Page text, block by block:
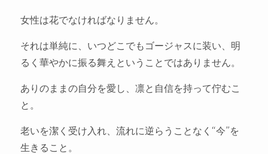
女性は花でなければなりません。
それは単純に、いつどこでもゴージャスに装い、明
るく華やかに振る舞えということではありません。
ありのままの自分を愛し、凛と自信を持って佇むこ
と。
老いを潔く受け入れ、流れに逆らうことなく“今”を
生きること。